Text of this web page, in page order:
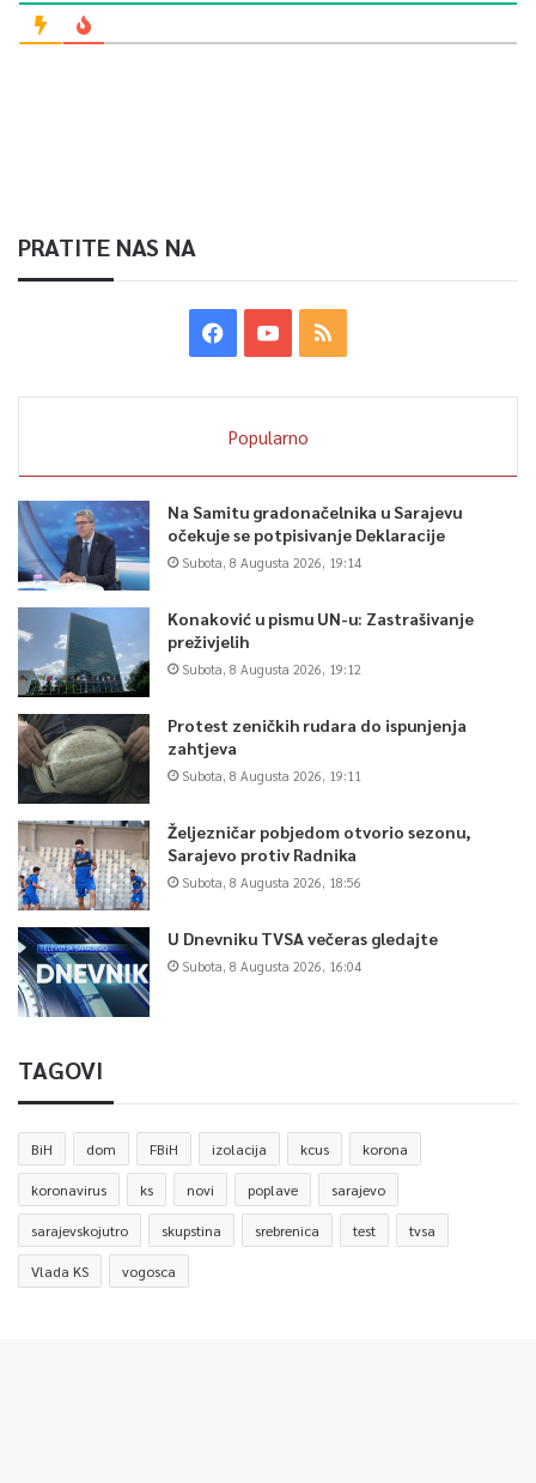
Article Rating
PRATITE NAS NA
Popularno
Na Samitu gradonačelnika u Sarajevu
očekuje se potpisivanje Deklaracije
Subota, 8 Augusta 2026, 19:14
Konaković u pismu UN-u: Zastrašivanje
preživjelih
Subota, 8 Augusta 2026, 19:12
Protest zeničkih rudara do ispunjenja
zahtjeva
Subota, 8 Augusta 2026, 19:11
Željezničar pobjedom otvorio sezonu,
Sarajevo protiv Radnika
Subota, 8 Augusta 2026, 18:56
U Dnevniku TVSA večeras gledajte
Subota, 8 Augusta 2026, 16:04
TAGOVI
BiH dom FBiH izolacija kcus korona
koronavirus ks novi poplave sarajevo
sarajevskojutro skupstina srebrenica test tvsa
Vlada KS vogosca